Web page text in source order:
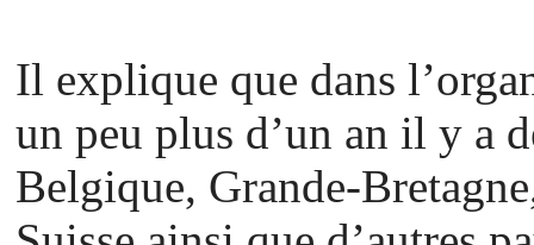
Il explique que dans
un peu plus d’un an il y a
Belgique, Grande-